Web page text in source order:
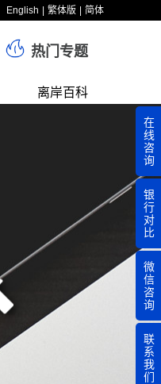
English 繁体版 简体
热门专题
离岸百科
在
线
咨
询
银
行
对
比
微
信
咨
询
联
系
我
们